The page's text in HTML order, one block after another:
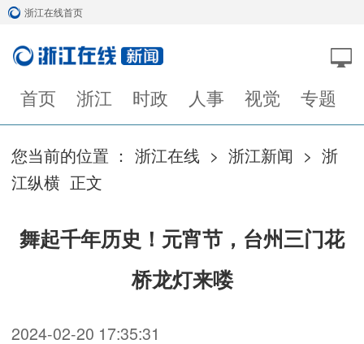
浙江在线首页
首页 浙江 时政 人事 视觉 专题
您当前的位置 ： 浙江在线 > 浙江新闻 > 浙
江纵横 正文
舞起千年历史！元宵节，台州三门花
桥龙灯来喽
2024-02-20 17:35:31